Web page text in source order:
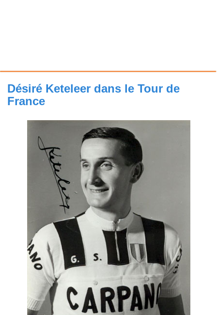
Désiré Keteleer dans le Tour de
France